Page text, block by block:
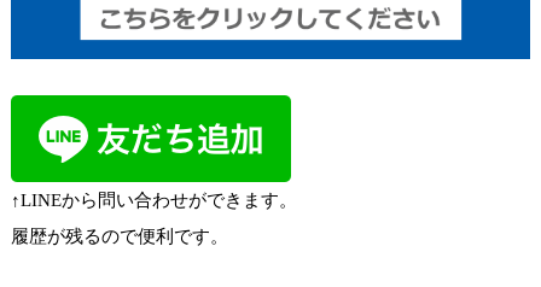
↑LINEから問い合わせができます。
履歴が残るので便利です。